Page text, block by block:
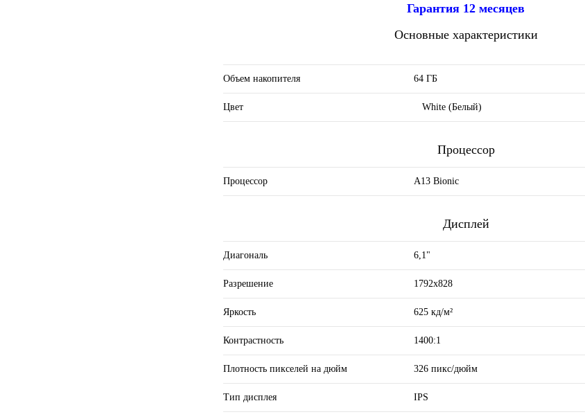
Гарантия 12 месяцев
Основные характеристики
Объем накопителя 64 ГБ
Цвет White (Белый)
Процессор
Процессор A13 Bionic
Дисплей
Диагональ 6,1"
Разрешение 1792x828
Яркость 625 кд/м²
Контрастность 1400:1
Плотность пикселей на дюйм 326 пикс/дюйм
Тип дисплея IPS